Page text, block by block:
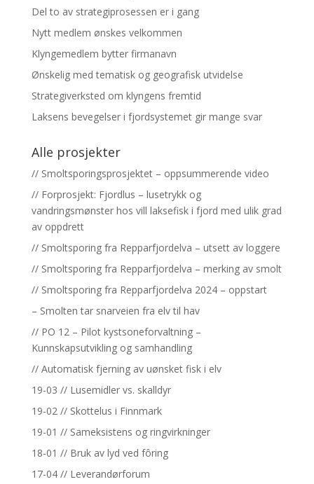
Del to av strategiprosessen er i gang
Nytt medlem ønskes velkommen
Klyngemedlem bytter firmanavn
Ønskelig med tematisk og geografisk utvidelse
Strategiverksted om klyngens fremtid
Laksens bevegelser i fjordsystemet gir mange svar
Alle prosjekter
// Smoltsporingsprosjektet – oppsummerende video
// Forprosjekt: Fjordlus – lusetrykk og
vandringsmønster hos vill laksefisk i fjord med ulik grad
av oppdrett
// Smoltsporing fra Repparfjordelva – utsett av loggere
// Smoltsporing fra Repparfjordelva – merking av smolt
// Smoltsporing fra Repparfjordelva 2024 – oppstart
– Smolten tar snarveien fra elv til hav
// PO 12 – Pilot kystsoneforvaltning –
Kunnskapsutvikling og samhandling
// Automatisk fjerning av uønsket fisk i elv
19-03 // Lusemidler vs. skalldyr
19-02 // Skottelus i Finnmark
19-01 // Sameksistens og ringvirkninger
18-01 // Bruk av lyd ved fôring
17-04 // Leverandørforum